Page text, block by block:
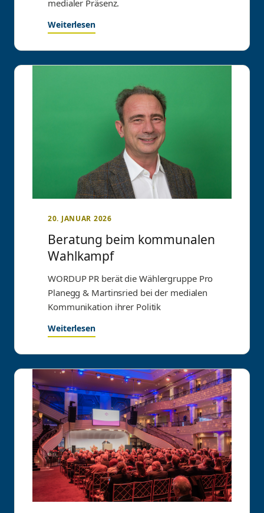
medialer Präsenz.
Weiterlesen
20. JANUAR 2026
Beratung beim kommunalen
Wahlkampf
WORDUP PR berät die Wählergruppe Pro
Planegg & Martinsried bei der medialen
Kommunikation ihrer Politik
Weiterlesen